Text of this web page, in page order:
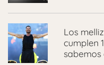
Los
cumplen